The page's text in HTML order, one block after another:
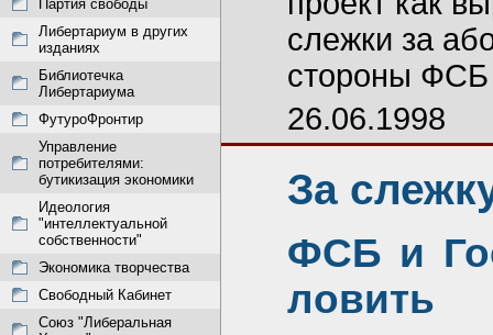
Партия свободы
Либертариум в других
изданиях
Библиотечка
Либертариума
ФутуроФронтир
Управление
потребителями:
бутикизация экономики
Идеология
"интеллектуальной
собственности"
Экономика творчества
Свободный Кабинет
Союз "Либеральная
слежки за
стороны ФСБ
26.06.1998
За
ФСБ и